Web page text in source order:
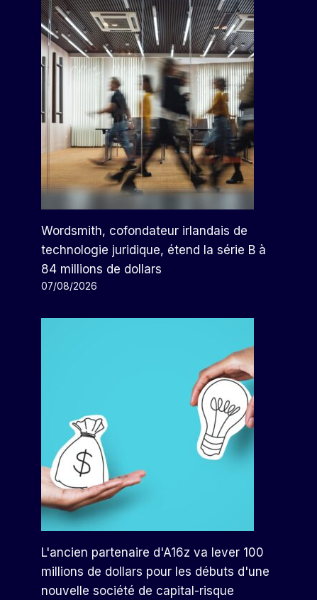
Wordsmith, cofondateur irlandais de
technologie juridique, étend la série B à
84 millions de dollars
07/08/2026
L'ancien partenaire d'A16z va lever 100
millions de dollars pour les débuts d'une
nouvelle société de capital-risque